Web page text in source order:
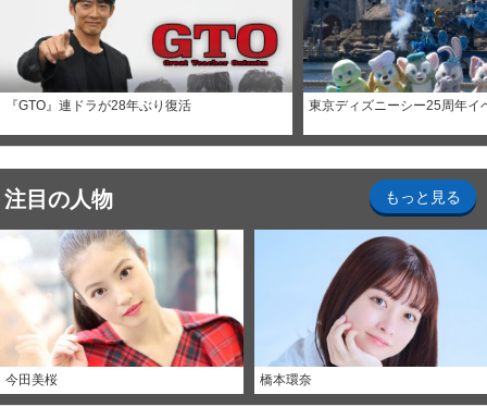
『GTO』連ドラが28年ぶり復活 東京ディズニーシー25周年イ
注目の人物 もっと見る
今田美桜 橋本環奈